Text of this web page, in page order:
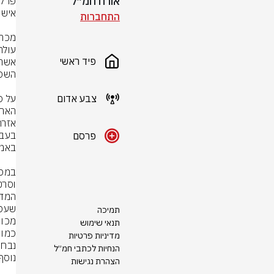
התחברות
פיד ראשי
צבע אדום
פרסם
תמיכה
תנאי שימוש
מדיניות פרטיות
הנחיות לכתבי חמ״ל
הצהרת נגישות